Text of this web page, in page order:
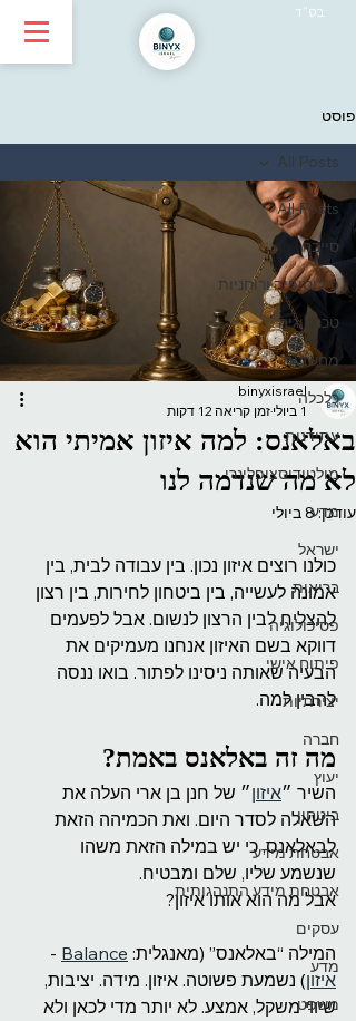
בס״ד
פוסט
All Posts
סייבר
פילוסופיה ורוחניות
טכנולוגיה
מחשבים
כלכלה
עתידנות
מולטידיסציפלינרי
מדע
ישראל
בריאות
פסיכולוגיה
פיתוח אישי
יצירתיות
חברה
יעוץ
ביטחון
אבטחת מידע
אבטחת מידע התנהגותית
עסקים
מדע
משפט
All Posts
באלאנס: למה איזון אמיתי הוא
לא מה שנדמה לנו
binyxisrael
1 ביולי
זמן קריאה 12 דקות
עודכן:8 ביולי
כולנו רוצים איזון נכון. בין עבודה לבית, בין
אמונה לעשייה, בין ביטחון לחירות, בין רצון
להצליח לבין הרצון לנשום. אבל לפעמים
דווקא בשם האיזון אנחנו מעמיקים את
הבעיה שאותה ניסינו לפתור. בואו ננסה
להבין למה.
מה זה באלאנס באמת?
השיר ״איזון״ של חנן בן ארי העלה את
השאלה לסדר היום. ואת הכמיהה הזאת
לבאלאנס, כי יש במילה הזאת משהו
שנשמע שליו, שלם ומבטיח.
אבל מה הוא אותו איזון?
המילה “באלאנס” (מאנגלית: Balance
-
איזון) נשמעת פשוטה. איזון. מידה. יציבות,
שיווי משקל, אמצע. לא יותר מדי לכאן ולא